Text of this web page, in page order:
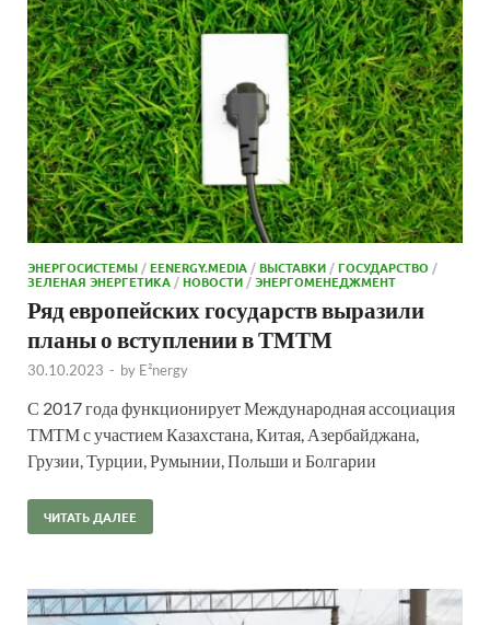
ЭНЕРГОСИСТЕМЫ /EENERGY.MEDIA /ВЫСТАВКИ /ГОСУДАРСТВО /
ЗЕЛЕНАЯ ЭНЕРГЕТИКА /НОВОСТИ /ЭНЕРГОМЕНЕДЖМЕНТ
Ряд европейских государств выразили
планы о вступлении в ТМТМ
30.10.2023 - by E²nergy
С 2017 года функционирует Международная ассоциация
ТМТМ с участием Казахстана, Китая, Азербайджана,
Грузии, Турции, Румынии, Польши и Болгарии
ЧИТАТЬ ДАЛЕЕ